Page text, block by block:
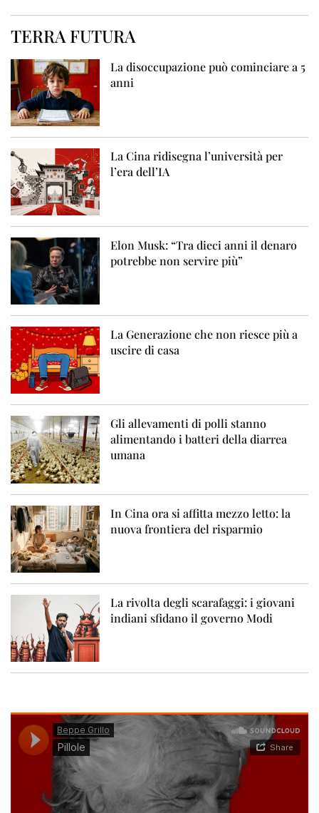
TERRA FUTURA
La disoccupazione può cominciare a 5
anni
La Cina ridisegna l’università per
l’era dell’IA
Elon Musk: “Tra dieci anni il denaro
potrebbe non servire più”
La Generazione che non riesce più a
uscire di casa
Gli allevamenti di polli stanno
alimentando i batteri della diarrea
umana
In Cina ora si affitta mezzo letto: la
nuova frontiera del risparmio
La rivolta degli scarafaggi: i giovani
indiani sfidano il governo Modi